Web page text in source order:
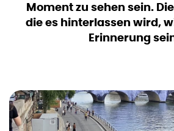
Moment zu sehen sein.
die es hinterlassen wird,
Erinnerung